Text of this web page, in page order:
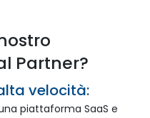
Partner?
velocità:
piattaforma SaaS e